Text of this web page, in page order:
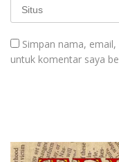
Simpan nama,
untuk komentar saya